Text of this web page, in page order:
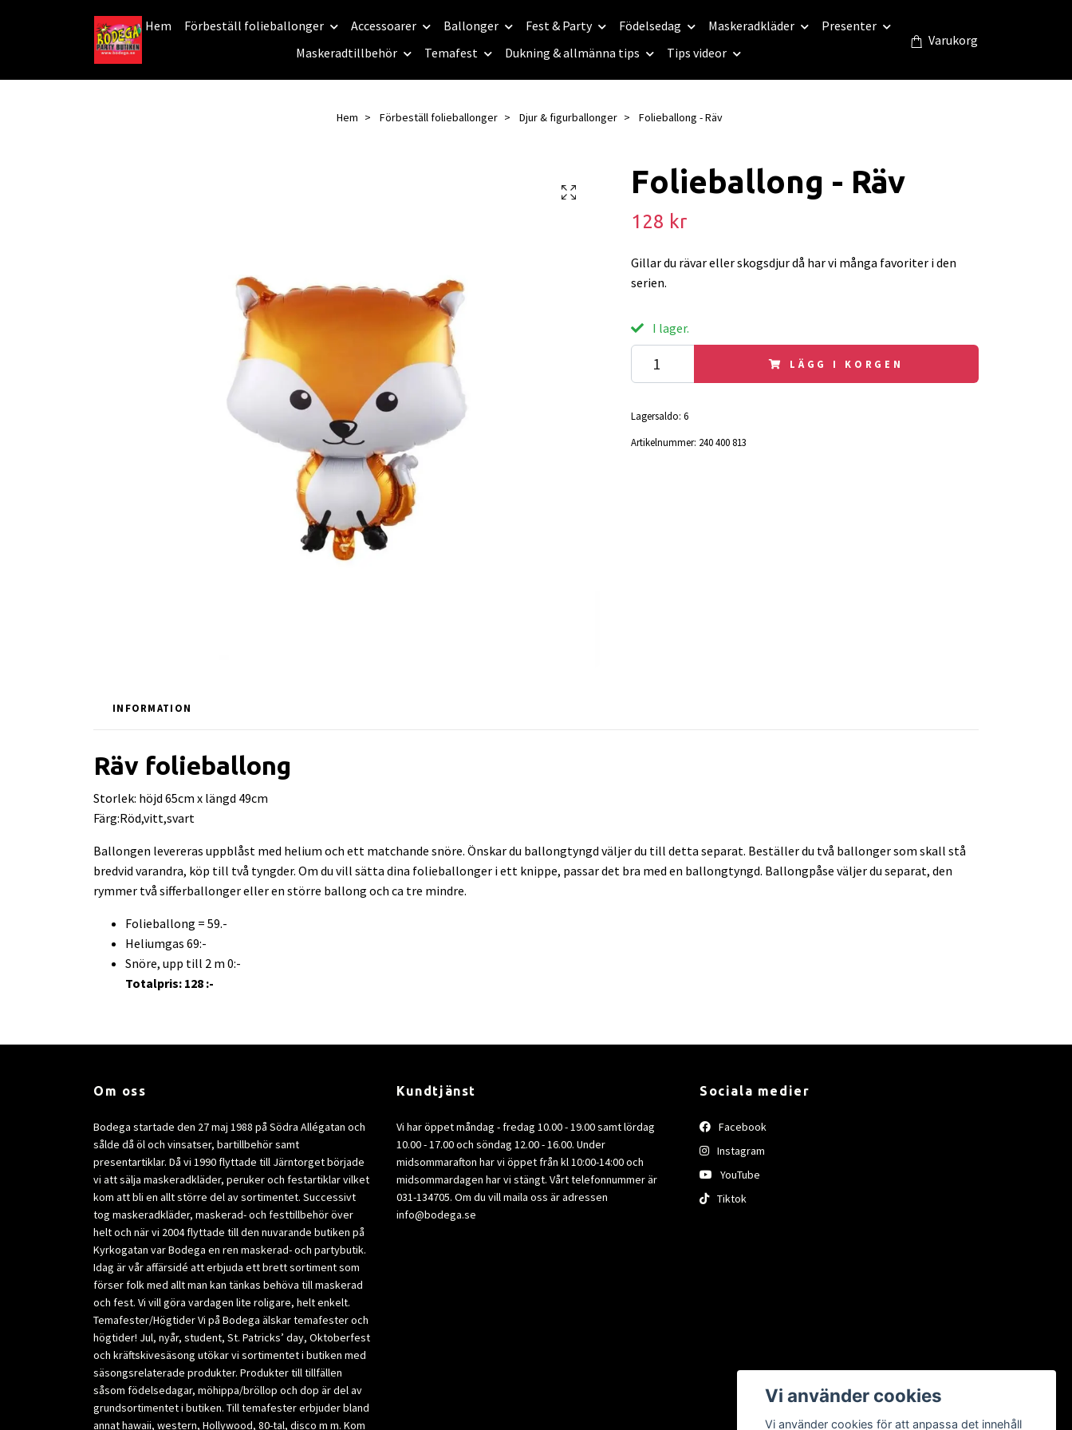
Hem Förbeställ folieballonger Accessoarer Ballonger Fest & Party Födelsedag Maskeradkläder
Presenter
Maskeradtillbehör
Temafest Dukning & allmänna tips Tips videor
Varukorg
Hem Förbeställ folieballonger Djur & figurballonger Folieballong - Räv
Folieballong - Räv
128 kr
Gillar du rävar eller skogsdjur då har vi många favoriter i den
serien.
I lager.
LÄGG I KORGEN
Lagersaldo: 6
Artikelnummer: 240 400 813
INFORMATION
Räv folieballong
Storlek: höjd 65cm x längd 49cm
Färg:Röd,vitt,svart
Ballongen levereras uppblåst med helium och ett matchande snöre. Önskar du ballongtyngd väljer du till detta separat. Beställer du två ballonger som skall stå
bredvid varandra, köp till två tyngder. Om du vill sätta dina folieballonger i ett knippe, passar det bra med en ballongtyngd. Ballongpåse väljer du separat, den
rymmer två sifferballonger eller en större ballong och ca tre mindre.
Folieballong = 59.-
Heliumgas 69:-
Snöre, upp till 2 m 0:-
Totalpris: 128 :-
Om oss
Bodega startade den 27 maj 1988 på Södra Allégatan och
sålde då öl och vinsatser, bartillbehör samt
presentartiklar. Då vi 1990 flyttade till Järntorget började
vi att sälja maskeradkläder, peruker och festartiklar vilket
kom att bli en allt större del av sortimentet. Successivt
tog maskeradkläder, maskerad- och festtillbehör över
helt och när vi 2004 flyttade till den nuvarande butiken på
Kyrkogatan var Bodega en ren maskerad- och partybutik.
Idag är vår affärsidé att erbjuda ett brett sortiment som
förser folk med allt man kan tänkas behöva till maskerad
och fest. Vi vill göra vardagen lite roligare, helt enkelt.
Temafester/Högtider Vi på Bodega älskar temafester och
högtider! Jul, nyår, student, St. Patricks’ day, Oktoberfest
och kräftskivesäsong utökar vi sortimentet i butiken med
säsongsrelaterade produkter. Produkter till tillfällen
såsom födelsedagar, möhippa/bröllop och dop är del av
grundsortimentet i butiken. Till temafester erbjuder bland
annat hawaii, western, Hollywood, 80-tal, disco m m. Kom
Kundtjänst
Vi har öppet måndag - fredag 10.00 - 19.00 samt lördag
10.00 - 17.00 och söndag 12.00 - 16.00. Under
midsommarafton har vi öppet från kl 10:00-14:00 och
midsommardagen har vi stängt. Vårt telefonnummer är
031-134705. Om du vill maila oss är adressen
info@bodega.se
Sociala medier
Facebook
Instagram
YouTube
Tiktok
Vi använder cookies
Vi använder cookies för att anpassa det innehåll